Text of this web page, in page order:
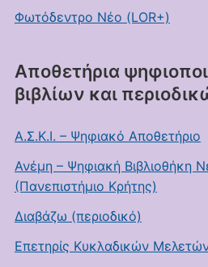
Φωτόδεντρο Νέο (LOR+)
Αποθετήρια
βιβλίων και
Α.Σ.Κ.Ι. – Ψηφιακό Αποθετήριο
Ανέμη – Ψηφιακή Βιβλιοθήκη
(Πανεπιστήμιο Κρήτης)
Διαβάζω (περιοδικό)
Επετηρίς Κυκλαδικών